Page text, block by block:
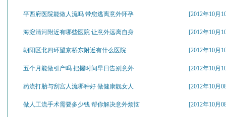
[2012年10月
平西府医院能做人流吗 带您逃离意外怀孕
[2012年10月
海淀清河附近有哪些医院 让意外远离自身
[2012年10月
朝阳区北四环望京桥东附近有什么医院
[2012年10月
五个月能做引产吗 把握时间早日告别意外
[2012年10月
药流打胎与刮宫人流哪种好 做健康靓女人
[2012年10月
做人工流手术需要多少钱 帮你解决意外烦恼